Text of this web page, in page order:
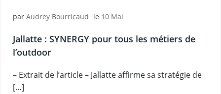
par Audrey Bourricaud le 10 Mai
Jallatte : SYNERGY pour tous les métiers de
l’outdoor
– Extrait de l’article – Jallatte affirme sa stratégie de
[…]